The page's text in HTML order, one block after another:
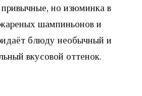
но изюминка в
шампиньонов и
блюду необычный и
вкусовой оттенок.